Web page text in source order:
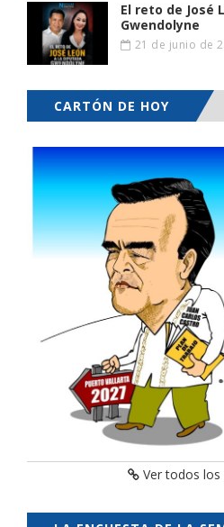
El reto de José
Gwendolyne
21 de junio de
CARTÓN DE HOY
Ver todos los